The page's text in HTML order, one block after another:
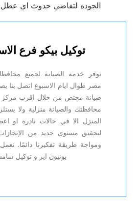
الجوده لتفاضي حدوث اي
توكيل بيكو فرع
نوفر خدمة الصيانة لجميع
مصر طوال ايام الاسبوع اتصل
صيانة مختص من خلال اقرب
محافظتك والصيانة منزلية ولا
المنزل الا في حالات نادرة او
لتحقيق مستوى جديد من
ومواجة طريقة تفكيرنا دائمًا.
يونيون اير و توكيل